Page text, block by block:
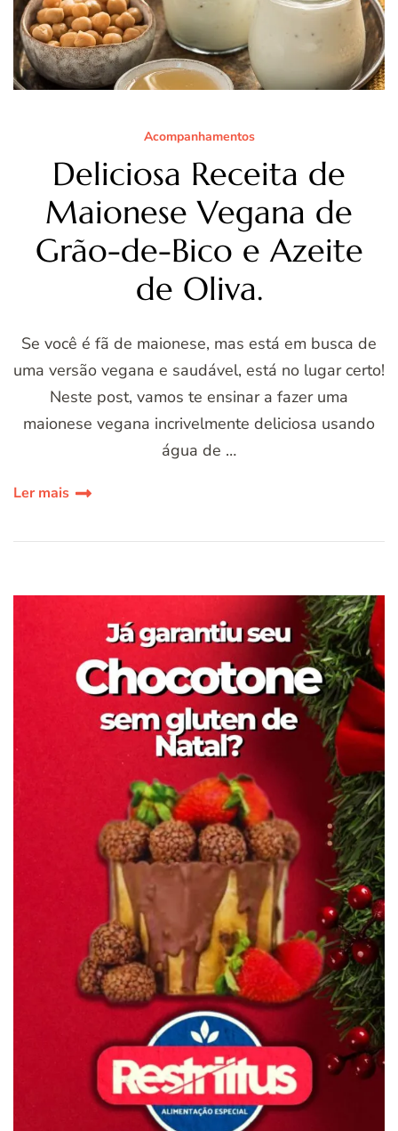
Acompanhamentos
Deliciosa Receita de
Maionese Vegana de
Grão-de-Bico e Azeite
de Oliva.
Se você é fã de maionese, mas está em busca de
uma versão vegana e saudável, está no lugar certo!
Neste post, vamos te ensinar a fazer uma
maionese vegana incrivelmente deliciosa usando
água de …
Ler mais